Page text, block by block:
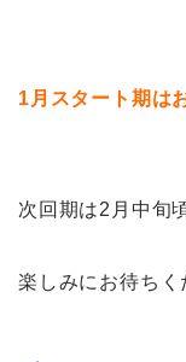
1月スタート期は
次回期は2月中旬
楽しみにお待ちく